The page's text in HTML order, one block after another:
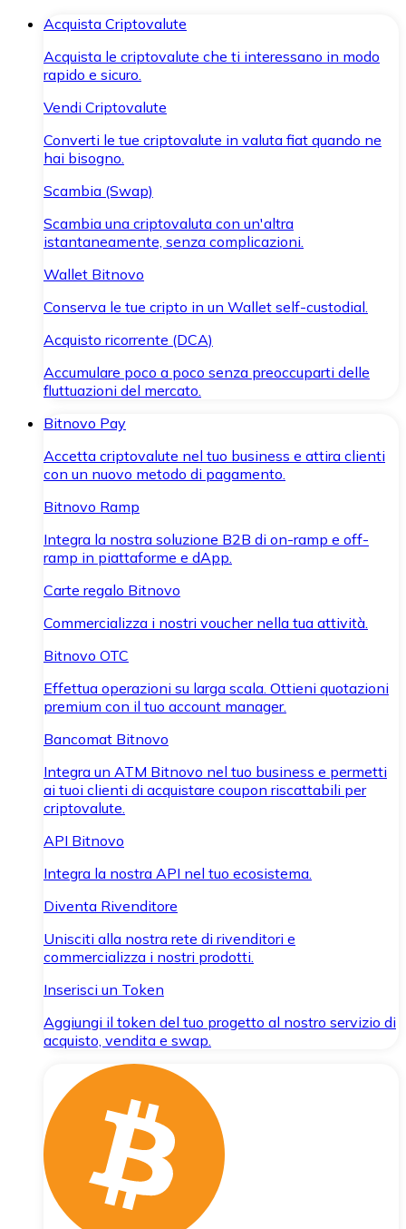
Acquista Criptovalute
Acquista le criptovalute che ti interessano in modo
rapido e sicuro.
Vendi Criptovalute
Converti le tue criptovalute in valuta fiat quando ne
hai bisogno.
Scambia (Swap)
Scambia una criptovaluta con un'altra
istantaneamente, senza complicazioni.
Wallet Bitnovo
Conserva le tue cripto in un Wallet self-custodial.
Acquisto ricorrente (DCA)
Accumulare poco a poco senza preoccuparti delle
fluttuazioni del mercato.
Bitnovo Pay
Accetta criptovalute nel tuo business e attira clienti
con un nuovo metodo di pagamento.
Bitnovo Ramp
Integra la nostra soluzione B2B di on-ramp e off-
ramp in piattaforme e dApp.
Carte regalo Bitnovo
Commercializza i nostri voucher nella tua attività.
Bitnovo OTC
Effettua operazioni su larga scala. Ottieni quotazioni
premium con il tuo account manager.
Bancomat Bitnovo
Integra un ATM Bitnovo nel tuo business e permetti
ai tuoi clienti di acquistare coupon riscattabili per
criptovalute.
API Bitnovo
Integra la nostra API nel tuo ecosistema.
Diventa Rivenditore
Unisciti alla nostra rete di rivenditori e
commercializza i nostri prodotti.
Inserisci un Token
Aggiungi il token del tuo progetto al nostro servizio di
acquisto, vendita e swap.